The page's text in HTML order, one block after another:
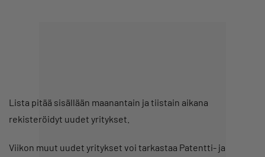
Lista pitää sisällään maanantain ja tiistain aikana
rekisteröidyt uudet yritykset.
Viikon muut uudet yritykset voi tarkastaa Patentti- ja